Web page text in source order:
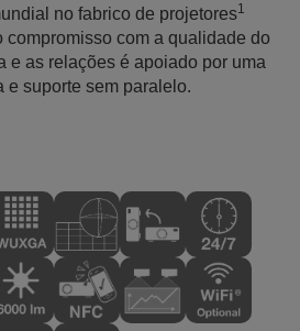
no fabrico de projetores1
compromisso com a qualidade do
e as relações é apoiado por uma
e suporte sem paralelo.